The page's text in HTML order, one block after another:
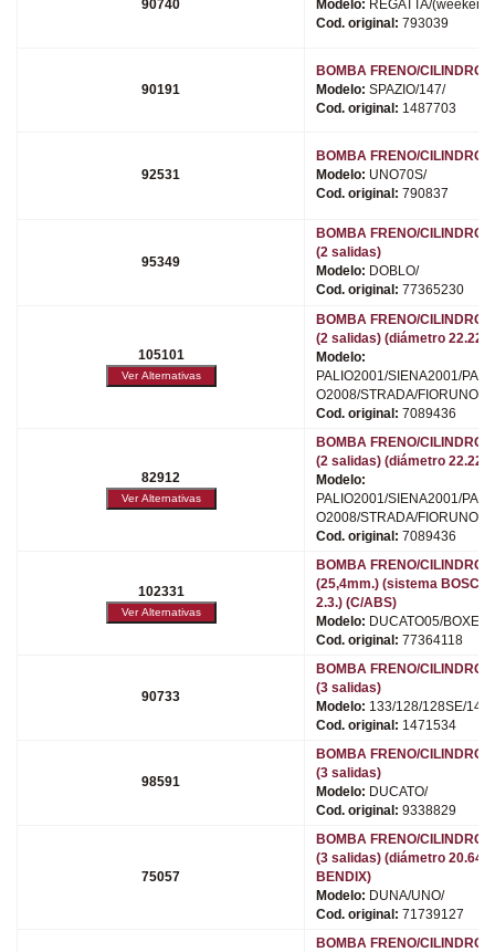
90740 Modelo: REGATTA/
Cod. original: 793039
90191
BOMBA FRENO/CILINDRO
Modelo: SPAZIO/147/
Cod. original: 1487703
92531
BOMBA FRENO/CILINDRO
Modelo: UNO70S/
Cod. original: 790837
95349
BOMBA FRENO/CILINDRO
(2 salidas)
Modelo: DOBLO/
Cod. original: 77365230
105101
BOMBA FRENO/CILINDRO
(2 salidas) (diámetro 22.22)
Modelo:
PALIO2001/SIENA2001/
O2008/STRADA/FIORUNO/
Cod. original: 7089436
82912
BOMBA FRENO/CILINDRO
(2 salidas) (diámetro
Modelo:
PALIO2001/SIENA2001/
O2008/STRADA/FIORUNO/
Cod. original: 7089436
102331
BOMBA FRENO/CILINDRO
(25,4mm.) (sistema
2.3.) (C/ABS)
Modelo: DUCATO05/BOXER/
Cod. original: 77364118
90733
BOMBA FRENO/CILINDRO
(3 salidas)
Modelo: 133/128/128SE/147/
Cod. original: 1471534
98591
BOMBA FRENO/CILINDRO
(3 salidas)
Modelo: DUCATO/
Cod. original: 9338829
75057
BOMBA FRENO/CILINDRO
(3 salidas) (diámetro 20.64)
BENDIX)
Modelo: DUNA/UNO/
Cod. original: 71739127
BOMBA FRENO/CILINDRO